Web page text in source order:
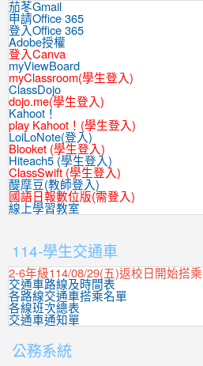
茄苳Gmail
申請Office 365
登入Office 365
Adobe授權
登入Canva
myViewBoard
myClassroom(學生登入)
ClassDojo
dojo.me(學生登入)
Kahoot！
play Kahoot！(學生登入)
LoiLoNote(登入)
Blooket (學生登入)
Hiteach5 (學生登入)
ClassSwift (學生登入)
醍摩豆(教師登入)
國語日報數位版(需登入)
線上學習教室
114-學生交通車
2-6年級114/08/29(五)返校日開始搭乘
交通車路線及時間表
各路線交通車搭乘名單
各線班次總表
交通車通知單
公務系統